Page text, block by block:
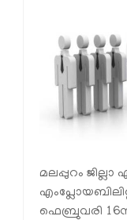
മലപ്പുറം
ഫെബ്രുവരി